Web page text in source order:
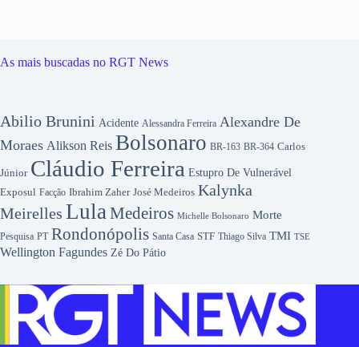
As mais buscadas no RGT News
Abilio Brunini Acidente Alessandra Ferreira Alexandre De
Moraes Alikson Reis Bolsonaro BR-163 BR-364 Carlos
Júnior Cláudio Ferreira Estupro De Vulnerável
Exposul Facção Ibrahim Zaher José Medeiros Kalynka
Meirelles LulaMedeiros Michelle Bolsonaro Morte
Pesquisa PT Rondonópolis Santa Casa STF Thiago Silva TMI TSE
Wellington Fagundes Zé Do Pátio